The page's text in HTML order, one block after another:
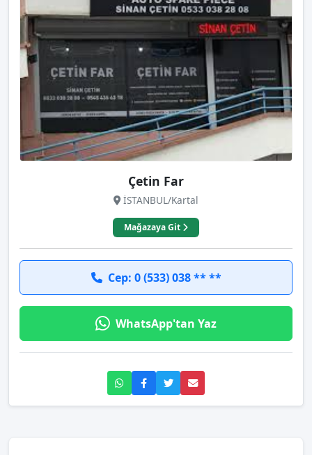
Çetin Far
İSTANBUL/Kartal
Mağazaya Git
Cep: 0 (533) 038 ** **
WhatsApp'tan Yaz